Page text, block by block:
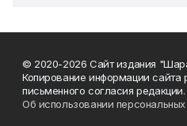
© 2020-2026 Сайт издания
Копирование информации сайта
письменного согласия редакции.
Об использовании